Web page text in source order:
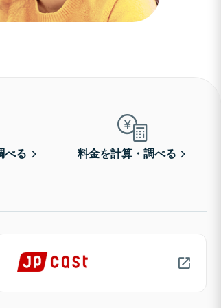
べる 料金を計算・調べる